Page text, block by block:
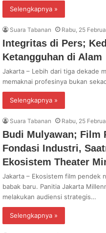
Selengkapnya »
Suara Tabanan Rabu, 25
Integritas di Pers;
Ketangguhan di Alam
Jakarta – Lebih dari tiga dekade
memaknai profesinya bukan
Selengkapnya »
Suara Tabanan Rabu, 25
Budi Mulyawan; Film
Fondasi Industri,
Ekosistem Theater
Jakarta – Ekosistem film pendek
babak baru. Panitia Jakarta
melakukan audiensi strategis…
Selengkapnya »